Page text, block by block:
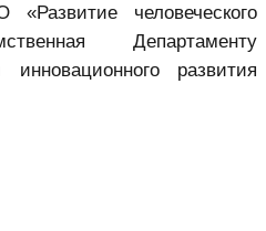
человеческого
Департаменту
инновационного развития